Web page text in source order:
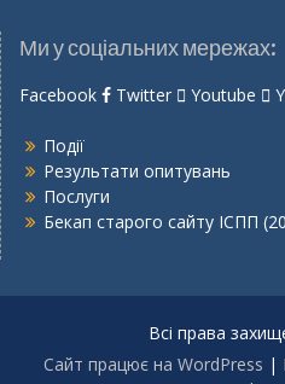
Ми у соціальних мережах:
Facebook Twitter Youtube
Події
Результати опитувань
Послуги
Бекап старого сайту ІСПП
Всі права
Сайт працює на WordPress |